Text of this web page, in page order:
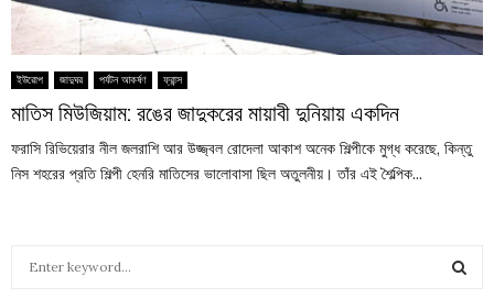
ইউরোপ জাদুঘর পর্যটন আকর্ষণ ফ্রান্স
মাতিস মিউজিয়াম: রঙের জাদুকরের মায়াবী দুনিয়ায় একদিন
ফরাসি রিভিয়েরার নীল জলরাশি আর উজ্জ্বল রোদেলা আকাশ অনেক শিল্পীকে মুগ্ধ করেছে, কিন্তু
নিস শহরের প্রতি শিল্পী হেনরি মাতিসের ভালোবাসা ছিল অতুলনীয়। তাঁর এই শৈল্পিক...